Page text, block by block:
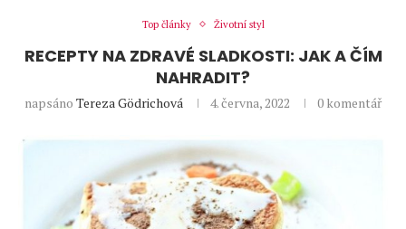
Top články Životní styl
RECEPTY NA ZDRAVÉ SLADKOSTI: JAK A ČÍM
NAHRADIT?
napsáno Tereza Gödrichová 4. června, 2022 0 komentář